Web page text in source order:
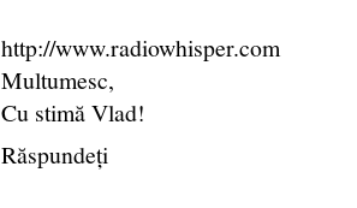
http://www.radiowhisper.com
Multumesc,
Cu stimă Vlad!
Răspundeți